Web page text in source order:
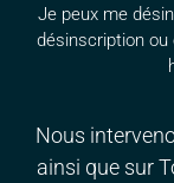
Je peux me
désinscription ou
Nous
ainsi que sur